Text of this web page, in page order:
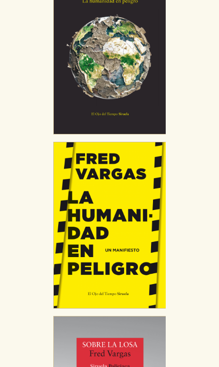
CONFIGURACIÓN DE COOKIES
HABILITAR TODO RECHAZAR TODO
Cookies necesarias
Estas cookies son necesarias para que nuestro sitio
web funcione y no es posible deshabilitarlas desde
nuestro sistema. Es posible hacerlo desde el
navegador, pero en ese caso es posible que algunas
Cookies de rendimiento y analíticas
Estas cookies se utilizan para mejorar su experiencia
de navegación y optimizar el funcionamiento de